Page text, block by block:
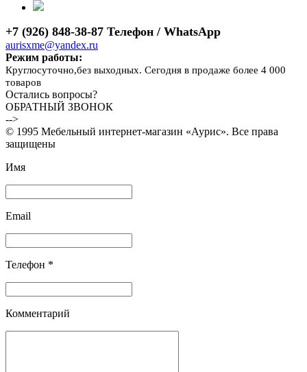
+7 (926) 848-38-87 Телефон / WhatsApp
aurisxme@yandex.ru
Режим работы:
Круглосуточно,без выходных. Сегодня в продаже более 4 000
товаров
Остались вопросы?
ОБРАТНЫЙ ЗВОНОК
-->
© 1995 Мебельный интернет-магазин «Аурис». Все права
защищены
Имя
Email
Телефон *
Комментарий